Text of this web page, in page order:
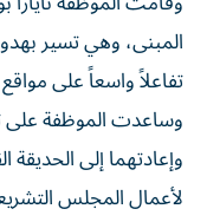
المبنى، وهي تسير
تفاعلاً واسعاً على
وساعدت الموظفة على
وإعادتهما إلى
لأعمال المجلس